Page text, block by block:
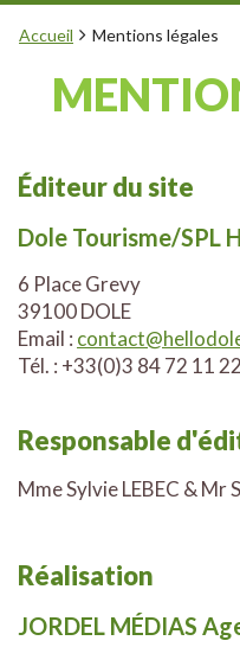
Accueil Mentions légales
Éditeur du site
Dole Tourisme/SPL
6 Place Grevy
39100 DOLE
Email :
Tél. : +33(0)3 84 72 11 22
Responsable
Mme Sylvie LEBEC & Mr
Réalisation
JORDEL MÉDIAS